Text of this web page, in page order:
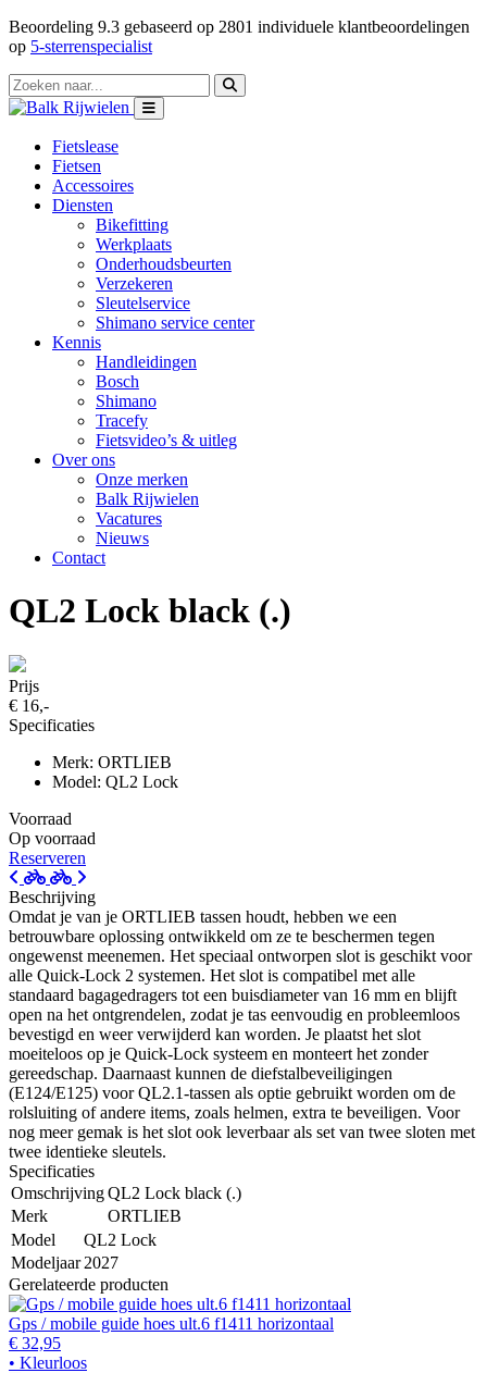
Beoordeling 9.3 gebaseerd op 2801 individuele klantbeoordelingen
op 5-sterrenspecialist
Fietslease
Fietsen
Accessoires
Diensten
Bikefitting
Werkplaats
Onderhoudsbeurten
Verzekeren
Sleutelservice
Shimano service center
Kennis
Handleidingen
Bosch
Shimano
Tracefy
Fietsvideo’s & uitleg
Over ons
Onze merken
Balk Rijwielen
Vacatures
Nieuws
Contact
QL2 Lock black (.)
Prijs
€ 16,-
Specificaties
Merk: ORTLIEB
Model: QL2 Lock
Voorraad
Op voorraad
Reserveren
Beschrijving
Omdat je van je ORTLIEB tassen houdt, hebben we een
betrouwbare oplossing ontwikkeld om ze te beschermen tegen
ongewenst meenemen. Het speciaal ontworpen slot is geschikt voor
alle Quick-Lock 2 systemen. Het slot is compatibel met alle
standaard bagagedragers tot een buisdiameter van 16 mm en blijft
open na het ontgrendelen, zodat je tas eenvoudig en probleemloos
bevestigd en weer verwijderd kan worden. Je plaatst het slot
moeiteloos op je Quick-Lock systeem en monteert het zonder
gereedschap. Daarnaast kunnen de diefstalbeveiligingen
(E124/E125) voor QL2.1-tassen als optie gebruikt worden om de
rolsluiting of andere items, zoals helmen, extra te beveiligen. Voor
nog meer gemak is het slot ook leverbaar als set van twee sloten met
twee identieke sleutels.
Specificaties
OmschrijvingQL2 Lock black (.)
Merk
ORTLIEB
Model
QL2 Lock
Modeljaar 2027
Gerelateerde producten
Gps / mobile guide hoes ult.6 f1411 horizontaal
€ 32,95
• Kleurloos